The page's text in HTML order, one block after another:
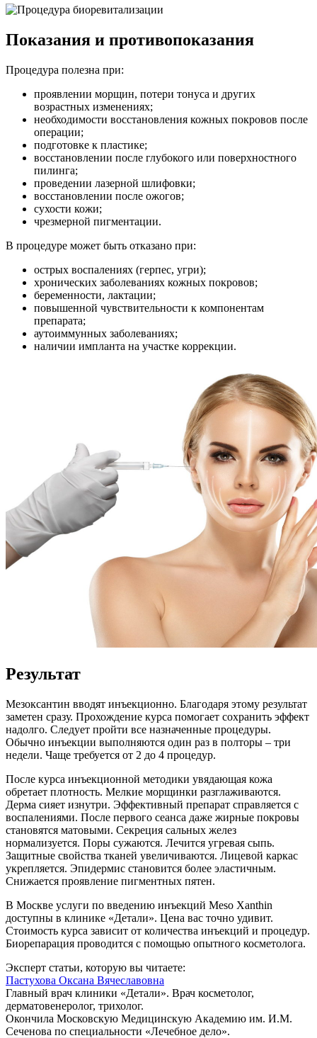
Показания и противопоказания
Процедура полезна при:
проявлении морщин, потери тонуса и других
возрастных изменениях;
необходимости восстановления кожных покровов после
операции;
подготовке к пластике;
восстановлении после глубокого или поверхностного
пилинга;
проведении лазерной шлифовки;
восстановлении после ожогов;
сухости кожи;
чрезмерной пигментации.
В процедуре может быть отказано при:
острых воспалениях (герпес, угри);
хронических заболеваниях кожных покровов;
беременности, лактации;
повышенной чувствительности к компонентам
препарата;
аутоиммунных заболеваниях;
наличии импланта на участке коррекции.
Результат
Мезоксантин вводят инъекционно. Благодаря этому результат
заметен сразу. Прохождение курса помогает сохранить эффект
надолго. Следует пройти все назначенные процедуры.
Обычно инъекции выполняются один раз в полторы – три
недели. Чаще требуется от 2 до 4 процедур.
После курса инъекционной методики увядающая кожа
обретает плотность. Мелкие морщинки разглаживаются.
Дерма сияет изнутри. Эффективный препарат справляется с
воспалениями. После первого сеанса даже жирные покровы
становятся матовыми. Секреция сальных желез
нормализуется. Поры сужаются. Лечится угревая сыпь.
Защитные свойства тканей увеличиваются. Лицевой каркас
укрепляется. Эпидермис становится более эластичным.
Снижается проявление пигментных пятен.
В Москве услуги по введению инъекций Meso Xanthin
доступны в клинике «Детали». Цена вас точно удивит.
Стоимость курса зависит от количества инъекций и процедур.
Биорепарация проводится с помощью опытного косметолога.
Эксперт статьи, которую вы читаете:
Пастухова Оксана Вячеславовна
Главный врач клиники «Детали». Врач косметолог,
дерматовенеролог, трихолог.
Окончила Московскую Медицинскую Академию им. И.М.
Сеченова по специальности «Лечебное дело».